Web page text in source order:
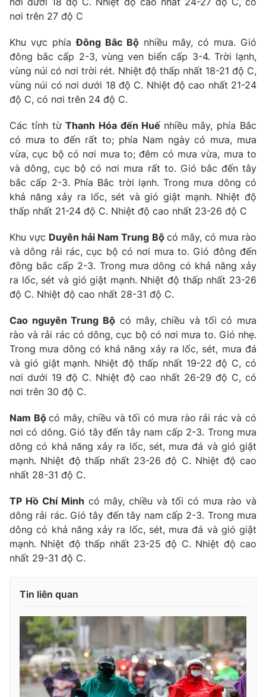
nơi trên 27 độ C
Khu vực phíaĐông Bắc Bộ nhiều mây, có mưa. Gió
đông bắc cấp 2-3, vùng ven biển cấp 3-4. Trời lạnh,
vùng núi có nơi trời rét. Nhiệt độ thấp nhất 18-21 độ C,
vùng núi có nơi dưới 18 độ C. Nhiệt độ cao nhất 21-24
độ C, có nơi trên 24 độ C.
Các tỉnh từThanh Hóa đến Huế nhiều mây, phía Bắc
có mưa to đến rất to; phía Nam ngày có mưa, mưa
vừa, cục bộ có nơi mưa to; đêm có mưa vừa, mưa to
và dông, cục bộ có nơi mưa rất to. Gió bắc đến tây
bắc cấp 2-3. Phía Bắc trời lạnh. Trong mưa dông có
khả năng xảy ra lốc, sét và gió giật mạnh. Nhiệt độ
thấp nhất 21-24 độ C. Nhiệt độ cao nhất 23-26 độ C
Khu vực Duyên hải Nam Trung Bộ có mây, có mưa rào
và dông rải rác, cục bộ có nơi mưa to. Gió đông đến
đông bắc cấp 2-3. Trong mưa dông có khả năng xảy
ra lốc, sét và gió giật mạnh. Nhiệt độ thấp nhất 23-26
độ C. Nhiệt độ cao nhất 28-31 độ C.
Cao nguyên Trung Bộ có mây, chiều và tối có mưa
rào và rải rác có dông, cục bộ có nơi mưa to. Gió nhẹ.
Trong mưa dông có khả năng xảy ra lốc, sét, mưa đá
và gió giật mạnh. Nhiệt độ thấp nhất 19-22 độ C, có
nơi dưới 19 độ C. Nhiệt độ cao nhất 26-29 độ C, có
nơi trên 30 độ C.
Nam Bộcó mây, chiều và tối có mưa rào rải rác và có
nơi có dông. Gió tây đến tây nam cấp 2-3. Trong mưa
dông có khả năng xảy ra lốc, sét, mưa đá và gió giật
mạnh. Nhiệt độ thấp nhất 23-26 độ C. Nhiệt độ cao
nhất 28-31 độ C.
TP Hồ Chí Minh có mây, chiều và tối có mưa rào và
dông rải rác. Gió tây đến tây nam cấp 2-3. Trong mưa
dông có khả năng xảy ra lốc, sét, mưa đá và gió giật
mạnh. Nhiệt độ thấp nhất 23-25 độ C. Nhiệt độ cao
nhất 29-31 độ C.
Tin liên quan